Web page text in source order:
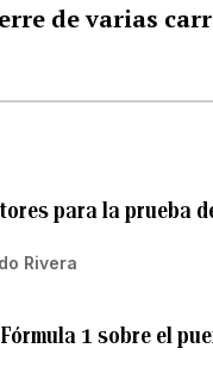
de varias
para la prueba
Rivera
1 sobre el